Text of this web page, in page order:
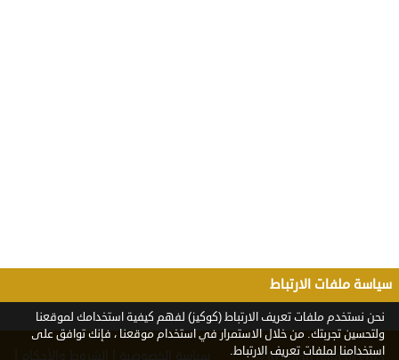
سياسة ملفات الارتباط
نحن نستخدم ملفات تعريف الارتباط (كوكيز) لفهم كيفية استخدامك لموقعنا
ولتحسين تجربتك. من خلال الاستمرار في استخدام موقعنا ، فإنك توافق على
استخدامنا لملفات تعريف الارتباط.